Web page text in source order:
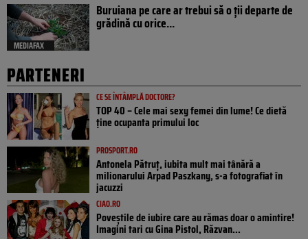
MEDIAFAX
Buruiana pe care ar trebui să o ții departe de
grădină cu orice...
PARTENERI
CE SE ÎNTÂMPLĂ DOCTORE?
TOP 40 – Cele mai sexy femei din lume! Ce dietă
ține ocupanta primului loc
PROSPORT.RO
Antonela Pătruț, iubita mult mai tânără a
milionarului Arpad Paszkany, s-a fotografiat în
jacuzzi
CIAO.RO
Poveştile de iubire care au rămas doar o amintire!
Imagini tari cu Gina Pistol, Răzvan...